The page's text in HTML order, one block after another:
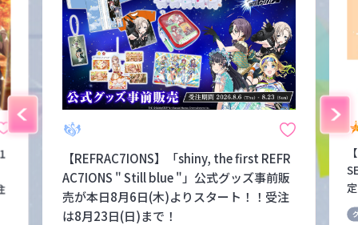
【REFRAC7IONS】「shiny, the first REFR
AC7IONS " Still blue "」公式グッズ事前販
売が本日8月6日(木)よりスタート！！受注
は8月23日(日)まで！